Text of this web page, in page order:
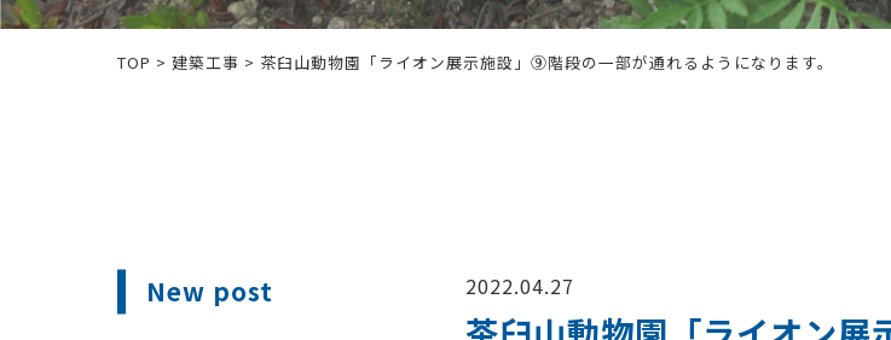
TOP > 建築工事 > 茶臼山動物園「ライオン展示施設」⑨階段の一部が通れるようになります。
2022.04.27
New post